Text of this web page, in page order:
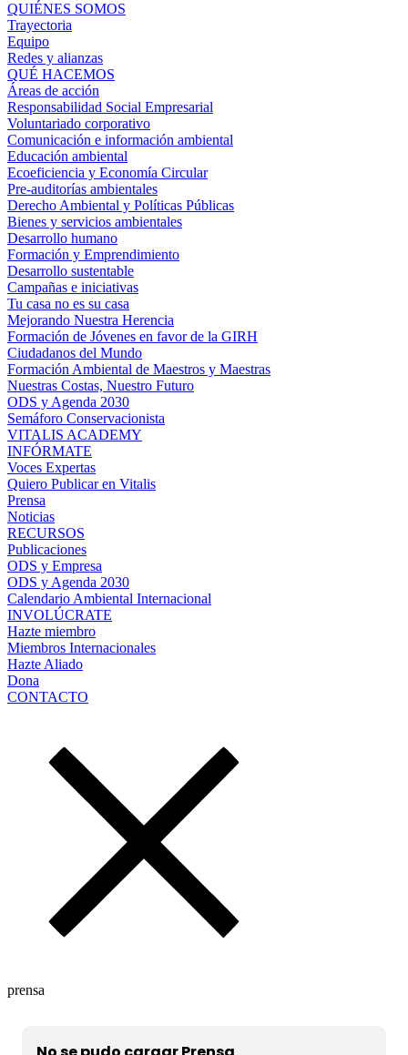
QUIÉNES SOMOS
Trayectoria
Equipo
Redes y alianzas
QUÉ HACEMOS
Áreas de acción
Responsabilidad Social Empresarial
Voluntariado corporativo
Comunicación e información ambiental
Educación ambiental
Ecoeficiencia y Economía Circular
Pre-auditorías ambientales
Derecho Ambiental y Políticas Públicas
Bienes y servicios ambientales
Desarrollo humano
Formación y Emprendimiento
Desarrollo sustentable
Campañas e iniciativas
Tu casa no es su casa
Mejorando Nuestra Herencia
Formación de Jóvenes en favor de la GIRH
Ciudadanos del Mundo
Formación Ambiental de Maestros y Maestras
Nuestras Costas, Nuestro Futuro
ODS y Agenda 2030
Semáforo Conservacionista
VITALIS ACADEMY
INFÓRMATE
Voces Expertas
Quiero Publicar en Vitalis
Prensa
Noticias
RECURSOS
Publicaciones
ODS y Empresa
ODS y Agenda 2030
Calendario Ambiental Internacional
INVOLÚCRATE
Hazte miembro
Miembros Internacionales
Hazte Aliado
Dona
CONTACTO
prensa